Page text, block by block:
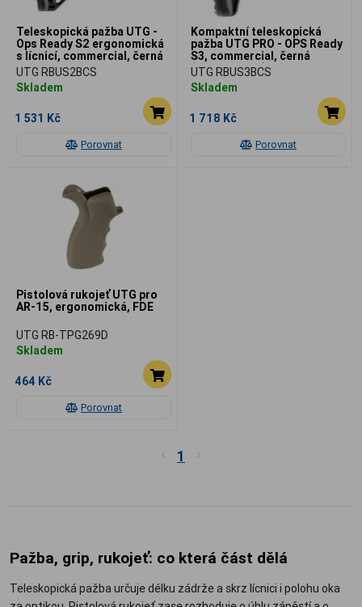
Porovnat
Teleskopická pažba UTG -
Ops Ready S2 ergonomická
s lícnicí, commercial, černá
UTG RBUS2BCS
Skladem
1 531 Kč
Porovnat
Kompaktní teleskopická
pažba UTG PRO - OPS Ready
S3, commercial, černá
(pouze pažba)
UTG RBUS3BCS
Skladem
1 718 Kč
Porovnat
Pistolová rukojeť UTG pro
AR-15, ergonomická, FDE
UTG RB-TPG269D
Skladem
464 Kč
1
Pažba, grip, rukojeť: co která část dělá
Teleskopická pažba určuje délku zádrže a skrz lícnici i polohu oka